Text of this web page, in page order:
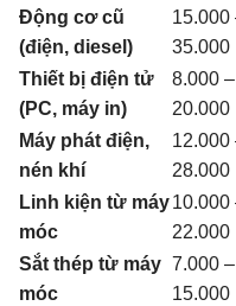
Động cơ cũ
(điện, diesel)
15.000
35.000
Thiết bị điện tử
(PC, máy in)
8.000 –
20.000
Máy phát điện,
nén khí
12.000
28.000
Linh kiện từ máy
móc
10.000
22.000
Sắt thép từ máy
móc
7.000 –
15.000